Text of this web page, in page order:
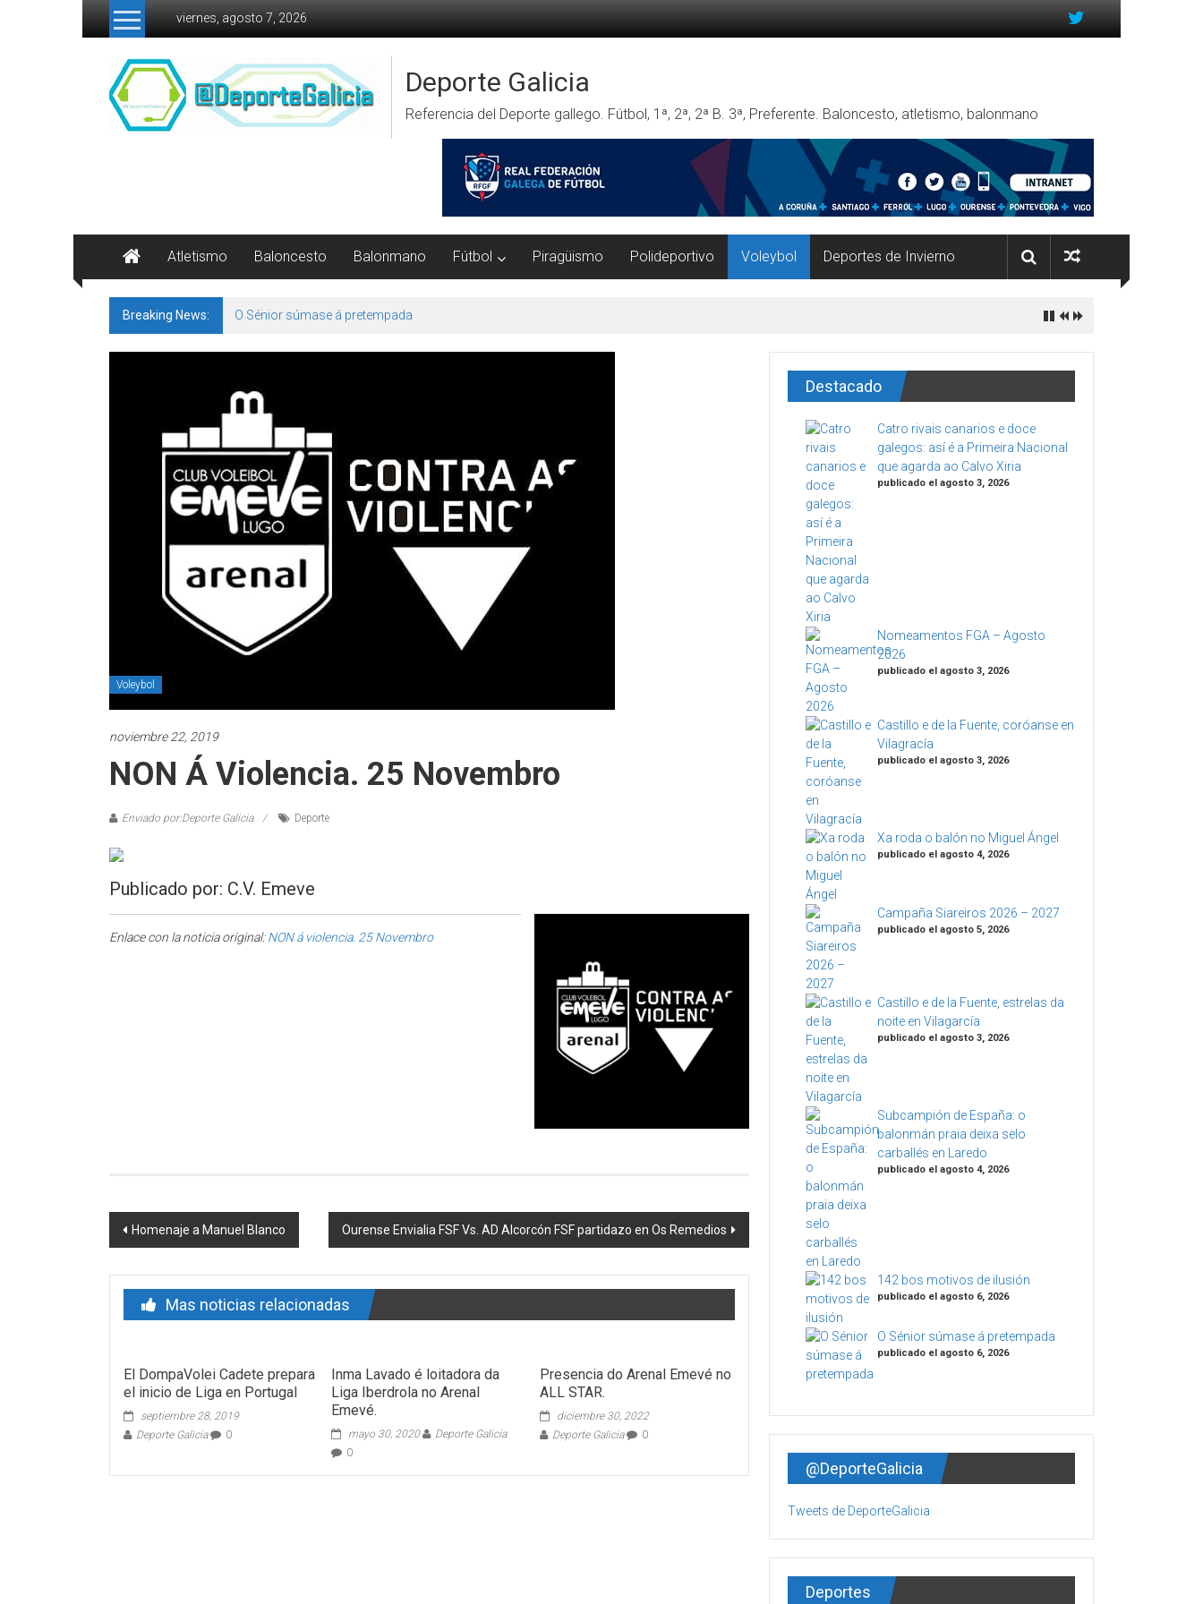
Skip to content
viernes, agosto 7, 2026
Deporte Galicia
Referencia del Deporte gallego. Fútbol, 1ª, 2ª, 2ª B. 3ª, Preferente. Baloncesto, atletismo, balonmano
Atletismo Baloncesto Balonmano Fútbol Piragüismo Polideportivo Voleybol Deportes de Invierno
Breaking News: O Sénior súmase á pretempada
Voleybol
noviembre 22, 2019
NON Á Violencia. 25 Novembro
Enviado por:Deporte Galicia Deporte
Publicado por: C.V. Emeve
Enlace con la noticia original:NON á violencia. 25 Novembro
Post navigation
Homenaje a Manuel Blanco Ourense Envialia FSF Vs. AD Alcorcón FSF partidazo en Os Remedios
Mas noticias relacionadas
El DompaVolei Cadete prepara
el inicio de Liga en Portugal
septiembre 28, 2019
Deporte Galicia
0
Inma Lavado é loitadora da
Liga Iberdrola no Arenal
Emevé.
mayo 30, 2020
Deporte Galicia
0
Presencia do Arenal Emevé no
ALL STAR.
diciembre 30, 2022
Deporte Galicia
0
Destacado
Catro rivais canarios e doce
galegos: así é a Primeira Nacional
que agarda ao Calvo Xiria
publicado el agosto 3, 2026
Nomeamentos FGA – Agosto
2026
publicado el agosto 3, 2026
Castillo e de la Fuente, coróanse en
Vilagracía
publicado el agosto 3, 2026
Xa roda o balón no Miguel Ángel
publicado el agosto 4, 2026
Campaña Siareiros 2026 – 2027
publicado el agosto 5, 2026
Castillo e de la Fuente, estrelas da
noite en Vilagarcía
publicado el agosto 3, 2026
Subcampión de España: o
balonmán praia deixa selo
carballés en Laredo
publicado el agosto 4, 2026
142 bos motivos de ilusión
publicado el agosto 6, 2026
O Sénior súmase á pretempada
publicado el agosto 6, 2026
@DeporteGalicia
Tweets de DeporteGalicia
Deportes